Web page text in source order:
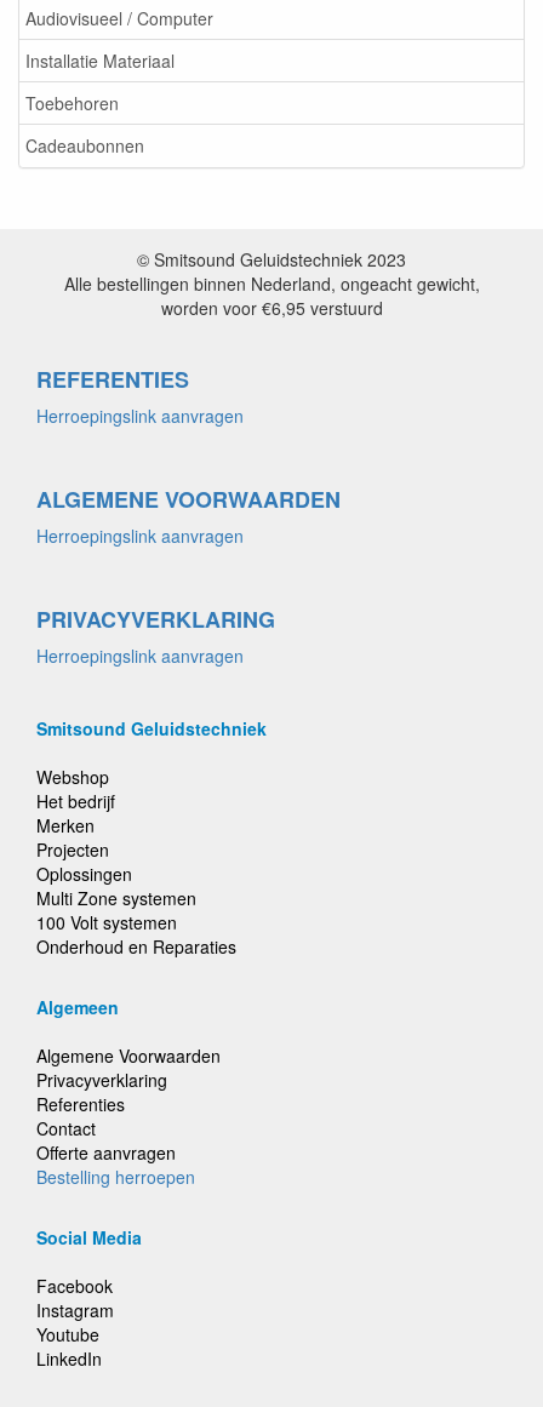
Audiovisueel / Computer
Installatie Materiaal
Toebehoren
Cadeaubonnen
© Smitsound Geluidstechniek 2023
Alle bestellingen binnen Nederland, ongeacht gewicht,
worden voor €6,95 verstuurd
REFERENTIES
Herroepingslink aanvragen
ALGEMENE VOORWAARDEN
Herroepingslink aanvragen
PRIVACYVERKLARING
Herroepingslink aanvragen
Smitsound Geluidstechniek
Webshop
Het bedrijf
Merken
Projecten
Oplossingen
Multi Zone systemen
100 Volt systemen
Onderhoud en Reparaties
Algemeen
Algemene Voorwaarden
Privacyverklaring
Referenties
Contact
Offerte aanvragen
Bestelling herroepen
Social Media
Facebook
Instagram
Youtube
LinkedIn